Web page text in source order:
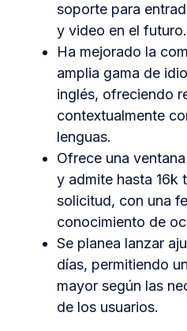
soporte para
y video en el futuro.
Ha mejorado la
amplia gama de
inglés, ofreciendo
contextualmente
lenguas.
Ofrece una
y admite hasta 16k
solicitud, con una
conocimiento de
Se planea lanzar
días, permitiendo
mayor según las
de los usuarios.